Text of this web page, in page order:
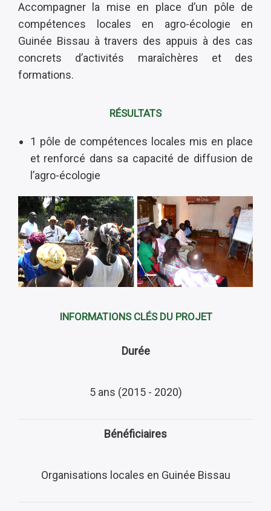
Accompagner la mise en place d’un pôle de
compétences locales en agro-écologie en
Guinée Bissau à travers des appuis à des cas
concrets d’activités maraîchères et des
formations.
RÉSULTATS
1 pôle de compétences locales mis en place
et renforcé dans sa capacité de diffusion de
l’agro-écologie
INFORMATIONS CLÉS DU PROJET
Durée
5 ans (2015 - 2020)
Bénéficiaires
Organisations locales en Guinée Bissau